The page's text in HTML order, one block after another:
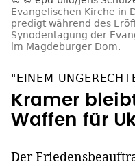
Evangelischen Kirche in
predigt während des
Synodentagung der
im Magdeburger Dom.
"EINEM
Kramer
Waffen für
Der